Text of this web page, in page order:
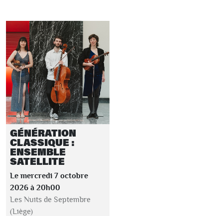
GÉNÉRATION
CLASSIQUE :
ENSEMBLE
SATELLITE
Le mercredi 7 octobre
2026 à 20h00
Les Nuits de Septembre
(Liège)